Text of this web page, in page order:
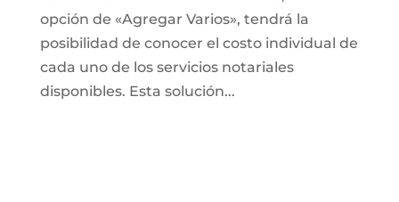
opción de «Agregar Varios», tendrá la
posibilidad de conocer el costo individual de
cada uno de los servicios notariales
disponibles. Esta solución...